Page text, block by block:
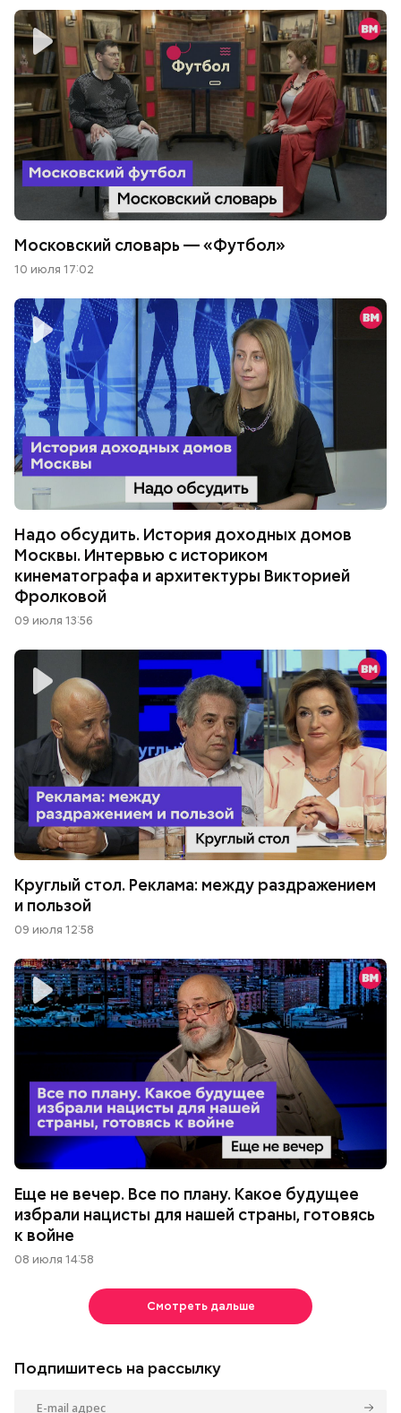
Московский словарь — «Футбол»
10 июля 17:02
Надо обсудить. История доходных домов
Москвы. Интервью с историком
кинематографа и архитектуры Викторией
Фролковой
09 июля 13:56
Круглый стол. Реклама: между раздражением
и пользой
09 июля 12:58
Еще не вечер. Все по плану. Какое будущее
избрали нацисты для нашей страны, готовясь
к войне
08 июля 14:58
Смотреть дальше
Подпишитесь на рассылку